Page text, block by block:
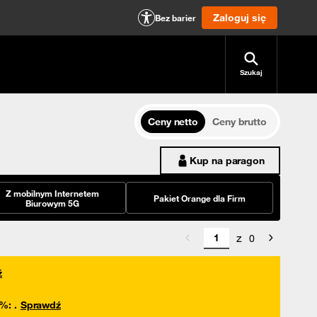
Bez barier Zaloguj się
Szukaj
Ceny netto
Ceny brutto
Kup na paragon
Z mobilnym Internetem
Biurowym 5G
Pakiet Orange dla Firm
z 0
: . Sprawdź